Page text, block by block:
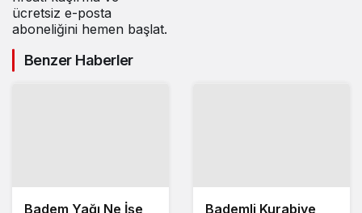
ücretsiz e-posta
aboneliğini hemen başlat.
Benzer Haberler
Badem Yağı Ne İşe
Bademli Kurabiye